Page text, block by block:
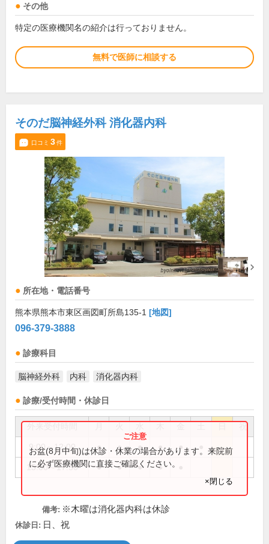
その他
特定の医療機関名の紹介は行っておりません。
無料で医師に相談する
そのだ脳神経外科 消化器内科
口コミ 3件
所在地・電話番号
熊本県熊本市東区画図町所島135-1 [地図]
096-379-3888
診療科目
脳神経外科 内科 消化器内科
診療/受付時間・休診日
祝
9:00～12:00 ● ● ● ● ●
15:00～17:30 ● ● ● ●
お盆(8月中旬)は休診・休業の場合があります。来院前
に必ず医療機関に直接ご確認ください。
×閉じる
備考: ※木曜は消化器内科は休診
休診日: 日、祝